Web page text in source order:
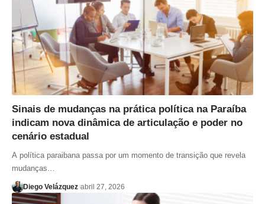
Sinais de mudanças na prática política na Paraíba
indicam nova dinâmica de articulação e poder no
cenário estadual
A política paraibana passa por um momento de transição que revela
mudanças…
Diego Velázquez abril 27, 2026